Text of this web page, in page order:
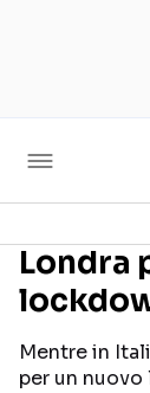
Londra
Mentre in
per un